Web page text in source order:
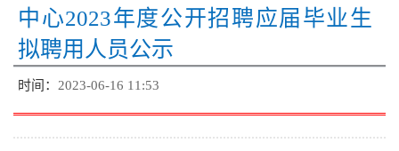
中心2023年度公开招聘应届毕业生
拟聘用人员公示
时间： 2023-06-16 11:53